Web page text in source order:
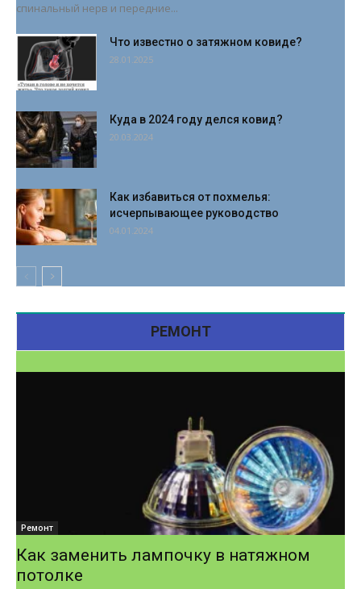
спинальный нерв и передние...
Что известно о затяжном ковиде?
28.01.2025
Куда в 2024 году делся ковид?
20.03.2024
Как избавиться от похмелья:
исчерпывающее руководство
04.01.2024
РЕМОНТ
Ремонт
Как заменить лампочку в натяжном
потолке